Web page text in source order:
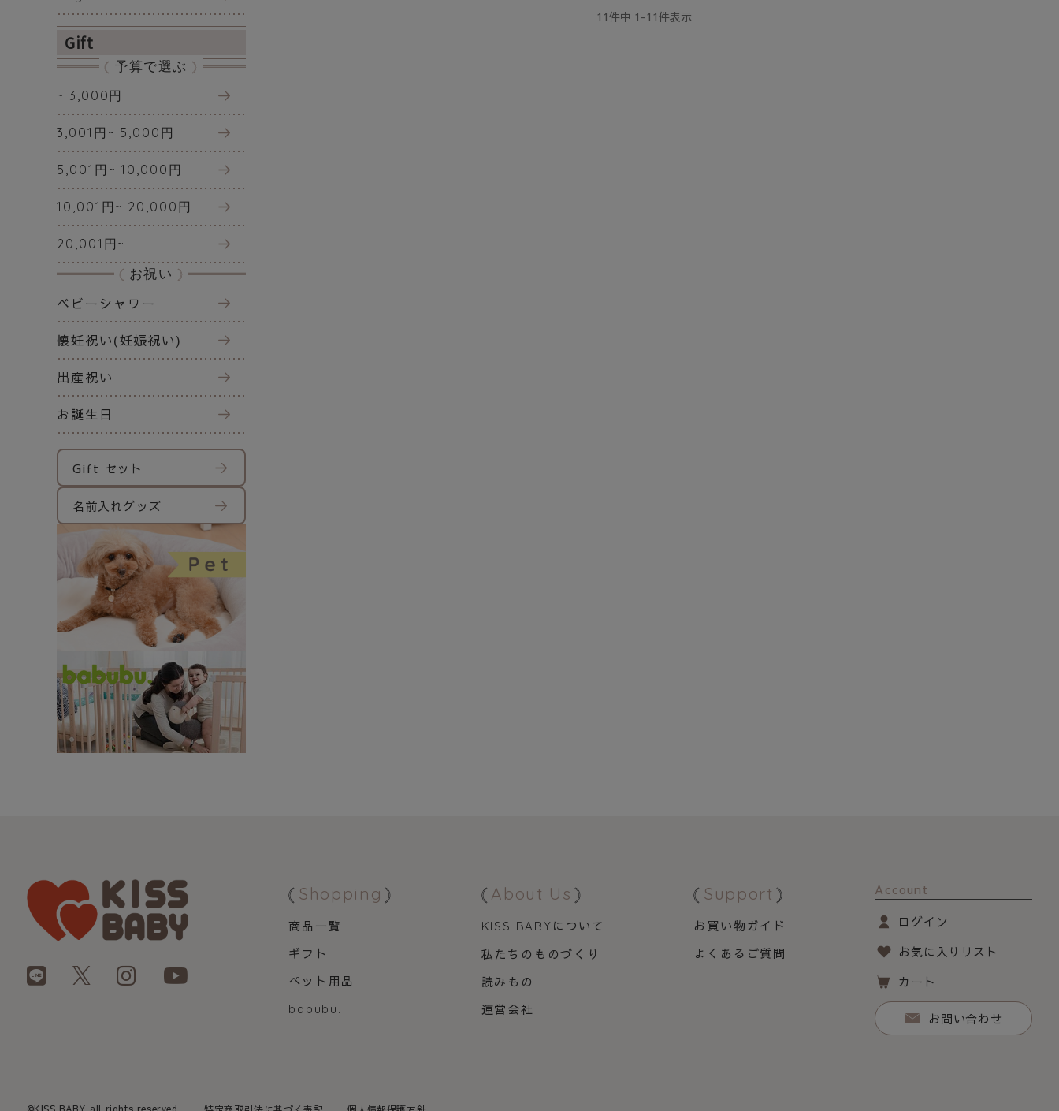
Gift
予算で選ぶ
~ 3,000円
3,001円~ 5,000円
5,001円~ 10,000円
10,001円~ 20,000円
20,001円~
お祝い
ベビーシャワー
懐妊祝い(妊娠祝い)
出産祝い
お誕生日
Gift セット
名前入れグッズ
11件中 1 -11件表示
Shopping
商品一覧
ギフト
ペット用品
babubu.
About Us
KISS BABY について
私たちのものづくり
読みもの
運営会社
Support
お買い物ガイド
よくあるご質問
Account
ログイン
お気に入りリスト
カート
お問い合わせ